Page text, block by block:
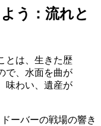
う：流れと
とは、生きた歴
で、水面を曲が
味わい、遺産が
ーバーの戦場の響き